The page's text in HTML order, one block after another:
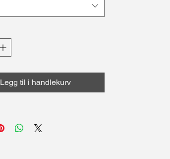
Legg til i handlekurv